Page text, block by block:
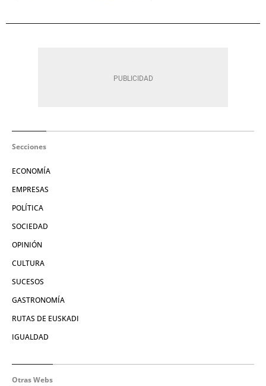
Secciones
ECONOMÍA
EMPRESAS
POLÍTICA
SOCIEDAD
OPINIÓN
CULTURA
SUCESOS
GASTRONOMÍA
RUTAS DE EUSKADI
IGUALDAD
Otras Webs